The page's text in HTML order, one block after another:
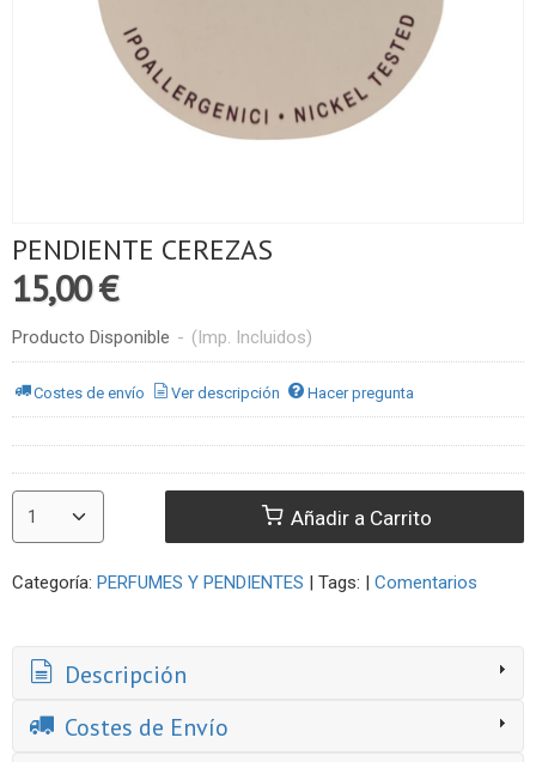
PENDIENTE CEREZAS
15,00 €
Producto Disponible - (Imp. Incluidos)
Costes de envío Ver descripción Hacer pregunta
Añadir a Carrito
Categoría: PERFUMES Y PENDIENTES | Tags: | Comentarios
Descripción
Costes de Envío